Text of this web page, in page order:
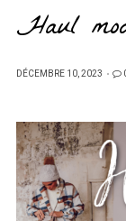
Haul
PUBLIÉ
DÉCEMBRE 10, 2023